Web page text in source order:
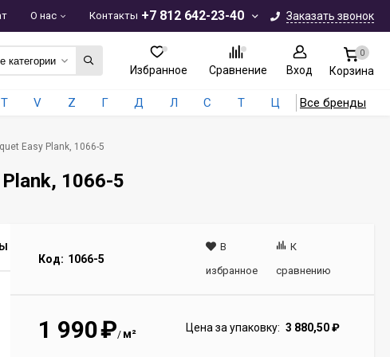
+7 812 642-23-40 Заказать звонок
О нас Контакты
категории
Избранное Сравнение Вход
0
Корзина
T V Z Г Д Л С Т Ц Все бренды
Easy Plank, 1066-5
1066-5
Код: 1066-5
В
избранное
К
сравнению
1 990₽/ м² Цена за упаковку: 3 880,50₽